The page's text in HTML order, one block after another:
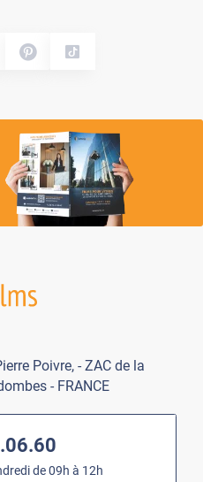
Poivre, - ZAC de la
- FRANCE
de 09h à 12h